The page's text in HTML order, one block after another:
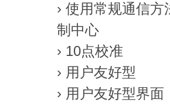
› 使用常规通信
制中心
› 10点校准
› 用户友好型
› 用户友好型界面